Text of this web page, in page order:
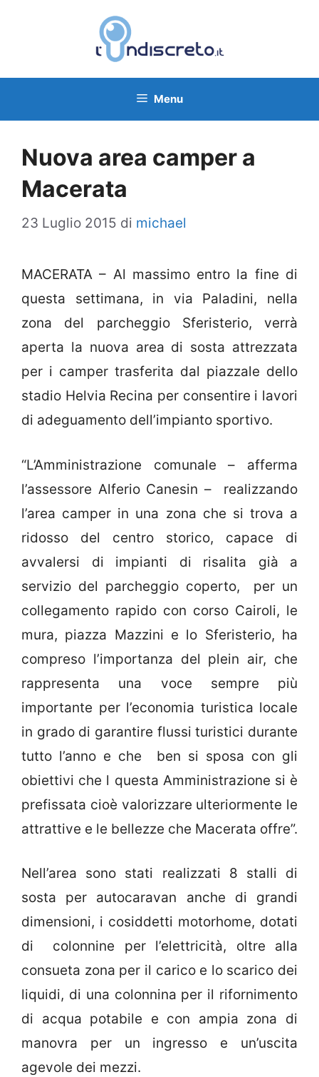
Menu
Nuova area camper a
Macerata
23 Luglio 2015 di michael
MACERATA – Al massimo entro la fine di
questa settimana, in via Paladini, nella
zona del parcheggio Sferisterio, verrà
aperta la nuova area di sosta attrezzata
per i camper trasferita dal piazzale dello
stadio Helvia Recina per consentire i lavori
di adeguamento dell’impianto sportivo.
“L’Amministrazione comunale – afferma
l’assessore Alferio Canesin – realizzando
l’area camper in una zona che si trova a
ridosso del centro storico, capace di
avvalersi di impianti di risalita già a
servizio del parcheggio coperto, per un
collegamento rapido con corso Cairoli, le
mura, piazza Mazzini e lo Sferisterio, ha
compreso l’importanza del plein air, che
rappresenta una voce sempre più
importante per l’economia turistica locale
in grado di garantire flussi turistici durante
tutto l’anno e che ben si sposa con gli
obiettivi che l questa Amministrazione si è
prefissata cioè valorizzare ulteriormente le
attrattive e le bellezze che Macerata offre”.
Nell’area sono stati realizzati 8 stalli di
sosta per autocaravan anche di grandi
dimensioni, i cosiddetti motorhome, dotati
di colonnine per l’elettricità, oltre alla
consueta zona per il carico e lo scarico dei
liquidi, di una colonnina per il rifornimento
di acqua potabile e con ampia zona di
manovra per un ingresso e un’uscita
agevole dei mezzi.